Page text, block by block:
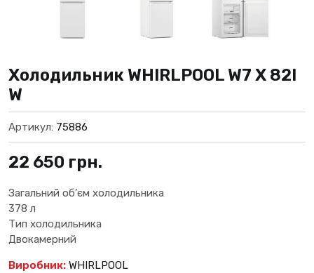
Холодильник WHIRLPOOL W7 X 82I
W
Артикул: 75886
22 650 грн.
Загальний об’єм холодильника
378 л
Тип холодильника
Двокамерний
Виробник: WHIRLPOOL